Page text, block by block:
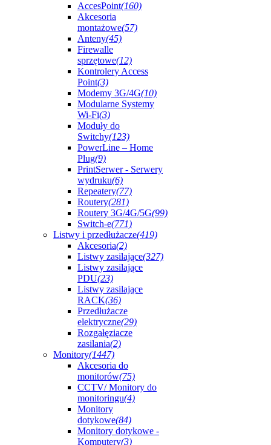
AccesPoint(160)
Akcesoria
montażowe(57)
Anteny(45)
Firewalle
sprzętowe(12)
Kontrolery Access
Point(3)
Modemy 3G/4G(10)
Modularne Systemy
Wi-Fi(3)
Moduły do
Switchy(123)
PowerLine – Home
Plug(9)
PrintSerwer - Serwery
wydruku(6)
Repeatery(77)
Routery(281)
Routery 3G/4G/5G(99)
Switch-e(771)
Listwy i przedłużacze(419)
Akcesoria(2)
Listwy zasilające(327)
Listwy zasilające
PDU(23)
Listwy zasilające
RACK(36)
Przedłużacze
elektryczne(29)
Rozgałęziacze
zasilania(2)
Monitory(1447)
Akcesoria do
monitorów(75)
CCTV/ Monitory do
monitoringu(4)
Monitory
dotykowe(84)
Monitory dotykowe -
Komputery(3)